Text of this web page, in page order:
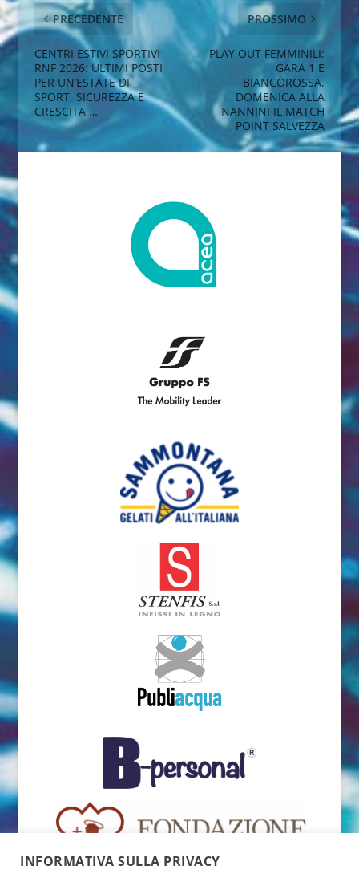
PRECEDENTE
CENTRI ESTIVI SPORTIVI
RNF 2026: ULTIMI POSTI
PER UN’ESTATE DI
SPORT, SICUREZZA E
CRESCITA …
PROSSIMO
PLAY OUT FEMMINILI:
GARA 1 È
BIANCOROSSA,
DOMENICA ALLA
NANNINI IL MATCH
POINT SALVEZZA
INFORMATIVA SULLA PRIVACY